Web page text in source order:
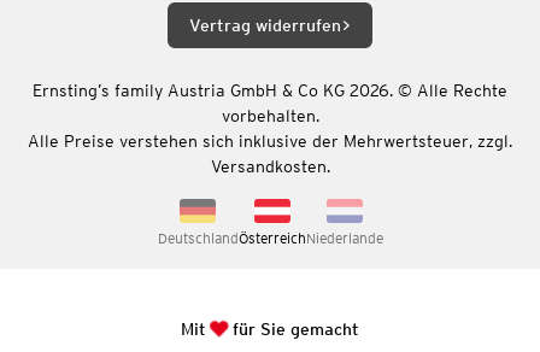
Vertrag widerrufen
Ernsting’s family Austria GmbH & Co KG 2026. © Alle Rechte
vorbehalten.
Alle Preise verstehen sich inklusive der Mehrwertsteuer, zzgl.
Versandkosten.
DeutschlandÖsterreichNiederlande
Mit für Sie gemacht